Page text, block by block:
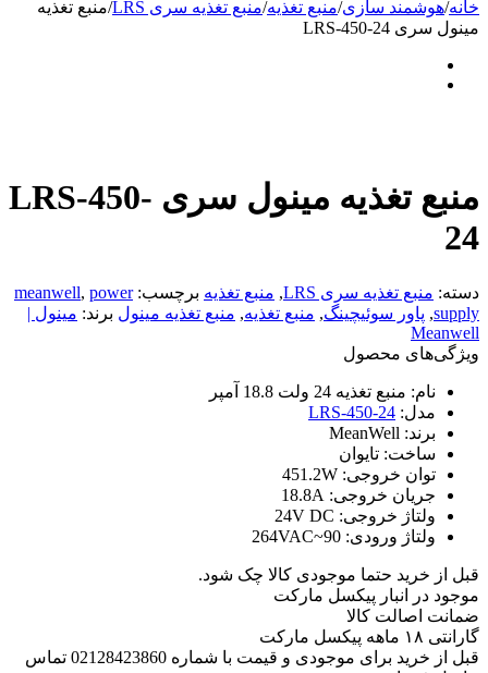
خانه/هوشمند سازی/منبع تغذیه/منبع تغذیه سری LRS /منبع تغذیه
مینول سری LRS-450-24
منبع تغذیه مینول سری LRS-450-
24
دسته: منبع تغذیه سری LRS , منبع تغذیه برچسب: meanwell, power
supply
, پاور سوئیچینگ, منبع تغذیه, منبع تغذیه مینول برند: مینول |
Meanwell
ویژگی‌های محصول
نام: منبع تغذیه 24 ولت 18.8 آمپر
مدل: LRS-450-24
برند: MeanWell
ساخت: تایوان
توان خروجی: 451.2W
جریان خروجی: 18.8A
ولتاژ خروجی: 24V DC
ولتاژ ورودی: 90~264VAC
قبل از خرید حتما موجودی کالا چک شود.
موجود در انبار پیکسل مارکت
ضمانت اصالت کالا
گارانتی ۱۸ ماهه پیکسل مارکت
قبل از خرید برای موجودی و قیمت با شماره 02128423860 تماس